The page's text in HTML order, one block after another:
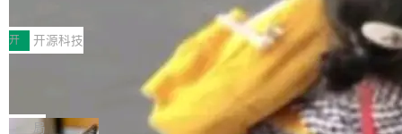
于自研UCL-Engine通信引擎，后续腾讯网平将
持续开源更多基于UCL-Engine的高性能通信组
件。 腾讯网平团队在UCL-MPComm中实现了一
个独立于业务线程的全局通信引擎（Engine），
助力企业AI研发安全落地 当前，越来越多企业已
经开始引入 AI Coding 工具，通过调用公有云模
型或企业内部部署模型提升研发效率。但随着 AI
Coding 从个人辅助工具逐步走向团队级、组织
级应用，企业在规模化落地过程中，对安全性、
可控性和代码质量提出了更高要求。 首先是数据
前不久，工业和信息化部正式发布《2025年人工
智能应用典型案例名单》，集中展示人工智能在
各领域的应用成果，覆盖技术底座、行业赋能、
产品应用、支撑保障、专题等五大方向。深信服
AI算力网关（AI创新平台）成功入选！ 随着各行
各业的Agent走向规模化建设，算力构成形态逐
开 开源科技
Jeff Dean 离开 Google：一个时代的结
束，一个实验室的开始
Google 员工编号 20。MapReduce 作者之一。
Bigtable 作者之一。TensorFlow 的作者之一。
局